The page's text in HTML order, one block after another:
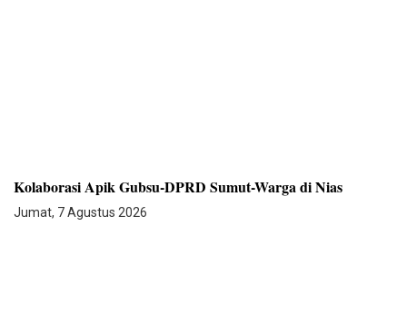
Kolaborasi Apik Gubsu-DPRD Sumut-Warga di Nias
Jumat, 7 Agustus 2026